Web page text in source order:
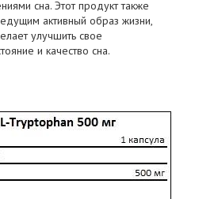
сна. Этот продукт также
активный образ жизни,
улучшить свое
и качество сна.